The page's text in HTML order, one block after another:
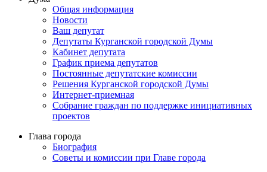
Общая информация
Новости
Ваш депутат
Депутаты Курганской городской Думы
Кабинет депутата
График приема депутатов
Постоянные депутатские комиссии
Решения Курганской городской Думы
Интернет-приемная
Собрание граждан по поддержке инициативных
проектов
Глава города
Биография
Советы и комиссии при Главе города